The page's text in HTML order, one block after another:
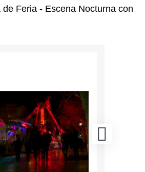
Feria - Escena Nocturna con